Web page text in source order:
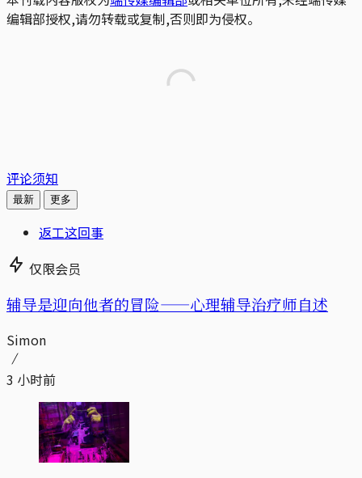
编辑部授权,请勿转载或复制,否则即为侵权。
评论须知
最新 更多
返工这回事
仅限会员
辅导是迎向他者的冒险——心理辅导治疗师自述
Simon
3 小时前